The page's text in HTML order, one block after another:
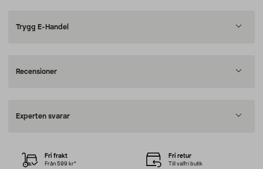
Trygg E-Handel
Recensioner
Experten svarar
Fri frakt
Från 599 kr*
Fri retur
Till valfri butik